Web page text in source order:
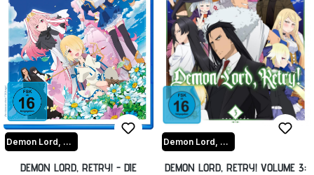
Demon Lord, Retry!
DEMON LORD, RETRY! - DIE
Demon Lord, Retry!
DEMON LORD, RETRY! VOLUME 3: